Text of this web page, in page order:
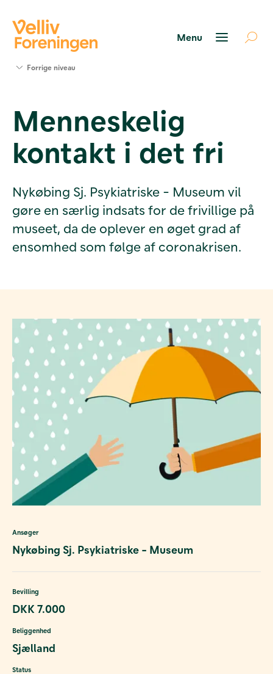
Værktøjer
og viden
Om Velliv
Foreningen
Forrige niveau
Menneskelig
kontakt i det fri
Nykøbing Sj. Psykiatriske - Museum vil
gøre en særlig indsats for de frivillige på
museet, da de oplever en øget grad af
ensomhed som følge af coronakrisen.
Ansøger
Nykøbing Sj. Psykiatriske - Museum
Bevilling
DKK 7.000
Beliggenhed
Sjælland
Status